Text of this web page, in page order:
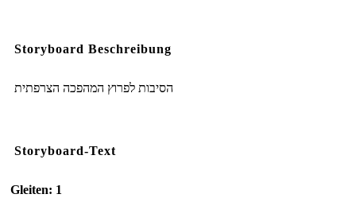
Storyboard Beschreibung
הסיבות לפרוץ המהפכה הצרפתית
Storyboard-Text
Gleiten: 1